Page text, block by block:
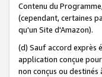
Contenu du
(cependant, certaines
qu'un Site d'Amazon).
(d) Sauf accord exprès
application conçue
non conçus ou